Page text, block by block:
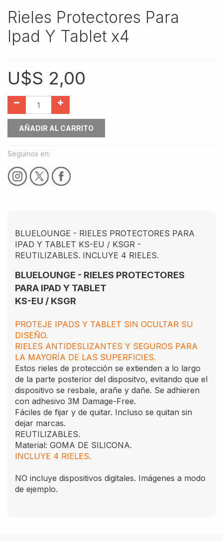
Rieles Protectores Para
Ipad Y Tablet x4
U$S 2,00
AÑADIR AL CARRITO
Seguinos en:
BLUELOUNGE - RIELES PROTECTORES PARA
IPAD Y TABLET KS-EU / KSGR -
REUTILIZABLES. INCLUYE 4 RIELES.
BLUELOUNGE - RIELES PROTECTORES
PARA IPAD Y TABLET
KS-EU / KSGR
PROTEJE IPADS Y TABLET SIN OCULTAR SU
DISEÑO.
RIELES ANTIDESLIZANTES Y SEGUROS PARA
LA MAYORÍA DE LAS SUPERFICIES.
Estos rieles de protección se extienden a lo largo
de la parte posterior del dispositvo, evitando que el
dispositivo se resbale, arañe y dañe. Se adhieren
con adhesivo 3M Damage-Free.
Fáciles de fijar y de quitar. Incluso se quitan sin
dejar marcas.
REUTILIZABLES.
Material: GOMA DE SILICONA.
INCLUYE 4 RIELES.
NO incluye dispositivos digitales. Imágenes a modo
de ejemplo.